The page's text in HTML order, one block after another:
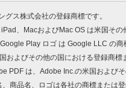
ス株式会社の登録商標です。
、MacおよびMac OS は米国そ
Play ロゴ は Google LLC の商
およびその他の国における登録商標
PDF は、Adobe Inc.の米国および
商品名、ロゴは各社の商標または登